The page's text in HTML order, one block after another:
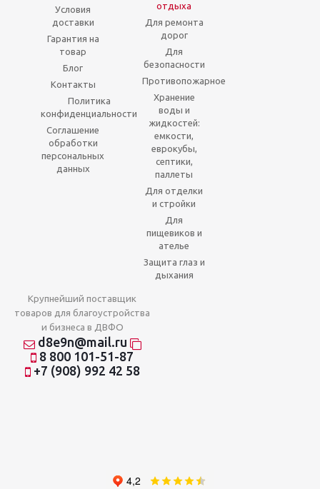
Условия
доставки
Гарантия на
товар
Блог
Контакты
Политика
конфиденциальности
Соглашение
обработки
персональных
данных
отдыха
Для ремонта
дорог
Для
безопасности
Противопожарное
Хранение
воды и
жидкостей:
емкости,
еврокубы,
септики,
паллеты
Для отделки
и стройки
Для
пищевиков и
ателье
Защита глаз и
дыхания
Крупнейший поставщик
товаров для благоустройства
и бизнеса в ДВФО
d8e9n@mail.ru
8 800 101-51-87
+7 (908) 992 42 58